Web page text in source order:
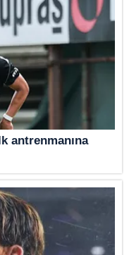
antrenmanına